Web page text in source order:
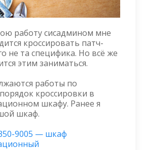
работу сисадмином мне
кроссировать патч-
не та специфика. Но всё же
этим заниматься.
работы по
кроссировки в
шкафу. Ранее я
шкаф.
9005 — шкаф